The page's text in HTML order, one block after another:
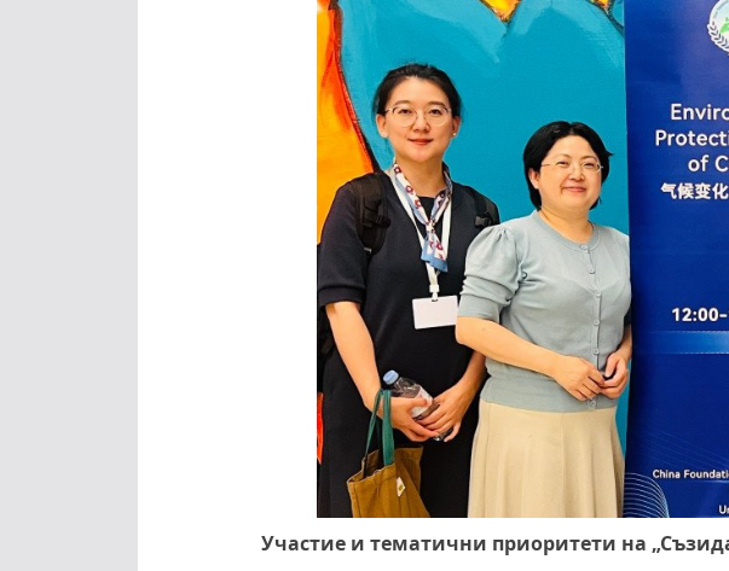
Участие и тематични приоритети на